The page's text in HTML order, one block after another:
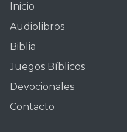
Inicio
Audiolibros
Biblia
Juegos Bíblicos
Devocionales
Contacto